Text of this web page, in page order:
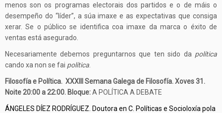
menos son os programas electorais dos partidos e o de máis o
desempeño do “líder”, a súa imaxe e as expectativas que consiga
xerar. Se o público se identifica coa imaxe da marca o éxito de
ventas está asegurado.
Necesariamente debemos preguntarnos que ten sido da política
cando xa non se fai política
Filosofía e Política. XXXIII Semana Galega de Filosofía. Xoves 31.
Noite 20:00 a 22:00. Bloque:A POLÍTICA A DEBATE
ÁNGELES DÍEZ RODRÍGUEZ. Doutora en C. Políticas e Socioloxía pola